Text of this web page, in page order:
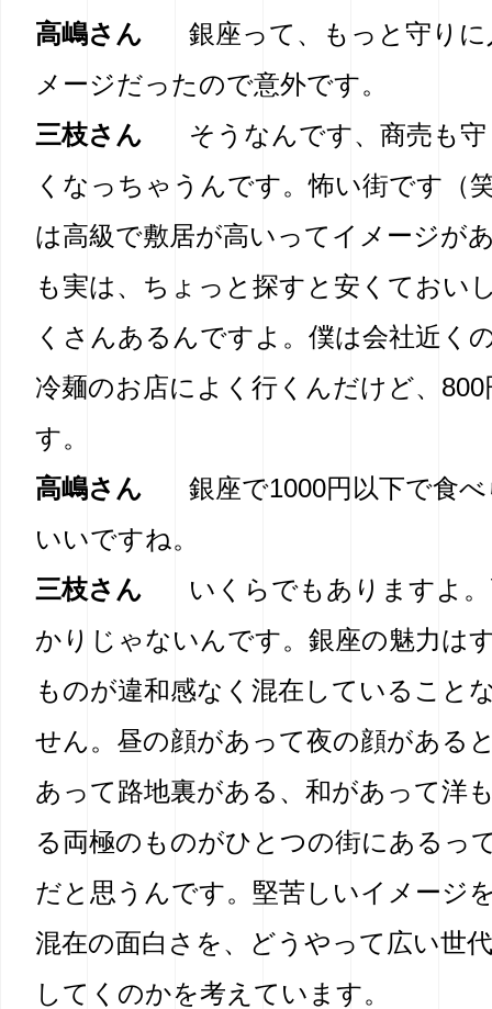
高嶋さん
銀座って、もっと守り
メージだったので意外です。
三枝さん
そうなんです、商売も
くなっちゃうんです。怖い街です（
は高級で敷居が高いってイメージが
も実は、ちょっと探すと安くておい
くさんあるんですよ。僕は会社近く
冷麺のお店によく行くんだけど、
す。
高嶋さん
銀座で1000円以下で食
いいですね。
三枝さん
いくらでもありますよ
かりじゃないんです。銀座の魅力は
ものが違和感なく混在していること
せん。昼の顔があって夜の顔がある
あって路地裏がある、和があって洋
る両極のものがひとつの街にあるっ
だと思うんです。堅苦しいイメージ
混在の面白さを、どうやって広い世
してくのかを考えています。